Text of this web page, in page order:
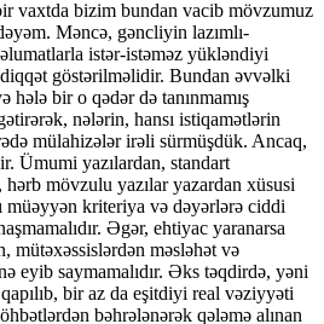
vaxtda bizim bundan vacib mövzumuz
Məncə, gəncliyin lazımlı-
istər-istəməz yükləndiyi
göstərilməlidir. Bundan əvvəlki
hələ bir o qədər də tanınmamış
nələrin, hansı istiqamətlərin
mülahizələr irəli sürmüşdük. Ancaq,
Ümumi yazılardan, standart
hərb mövzulu yazılar yazardan xüsusi
müəyyən kriteriya və dəyərlərə ciddi
Əgər, ehtiyac yaranarsa
mütəxəssislərdən məsləhət və
eyib saymamalıdır. Əks təqdirdə, yəni
bir az da eşitdiyi real vəziyyəti
bəhrələnərək qələmə alınan